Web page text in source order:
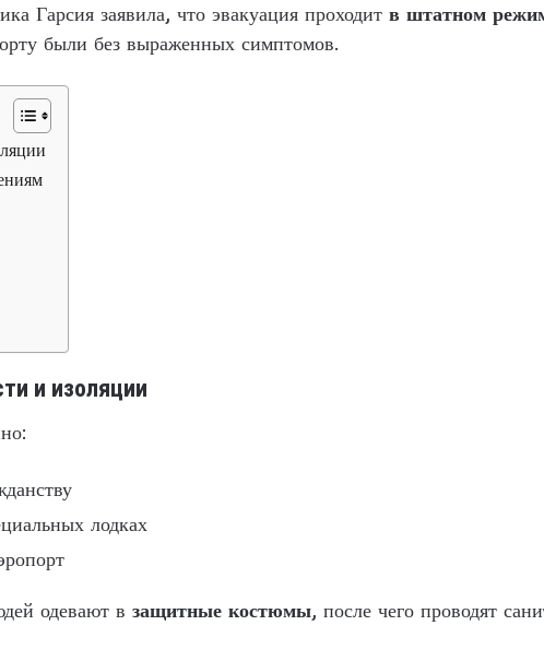
Гарсия заявила, что эвакуация проходит в штатном
были без выраженных симптомов.
и изоляции
лодках
одевают в защитные костюмы, после чего проводят